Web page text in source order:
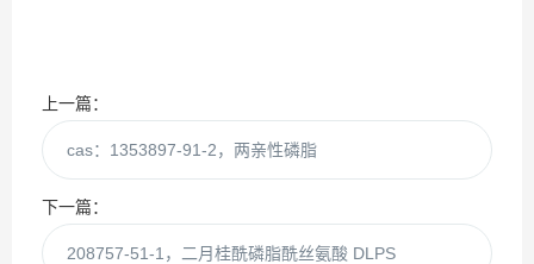
上一篇：
cas：1353897-91-2，两亲性磷脂
下一篇：
208757-51-1，二月桂酰磷脂酰丝氨酸 DLPS